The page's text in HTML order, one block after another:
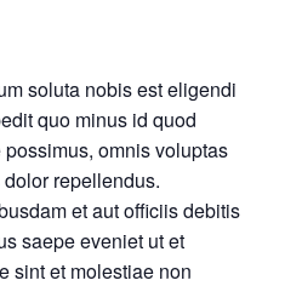
soluta nobis est eligendi
quo minus id quod
omnis voluptas
repellendus.
et aut officiis debitis
saepe eveniet ut et
sint et molestiae non